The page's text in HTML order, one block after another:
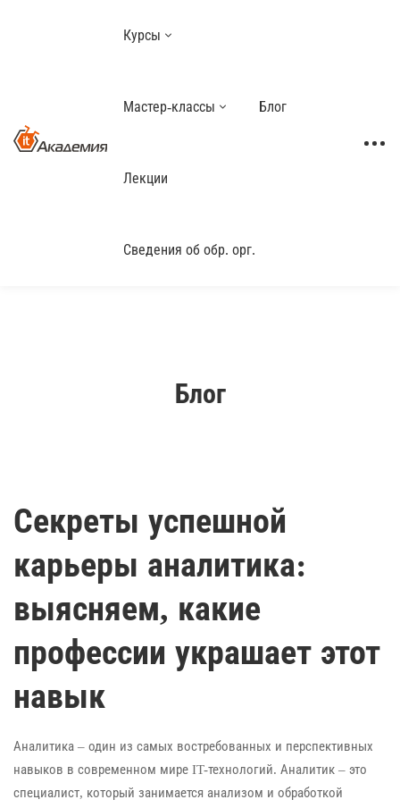
Курсы
Мастер-классы Блог
Лекции
Сведения об обр. орг.
Блог
Секреты успешной
карьеры аналитика:
выясняем, какие
профессии украшает этот
навык
Аналитика – один из самых востребованных и перспективных
навыков в современном мире IT-технологий. Аналитик – это
специалист, который занимается анализом и обработкой